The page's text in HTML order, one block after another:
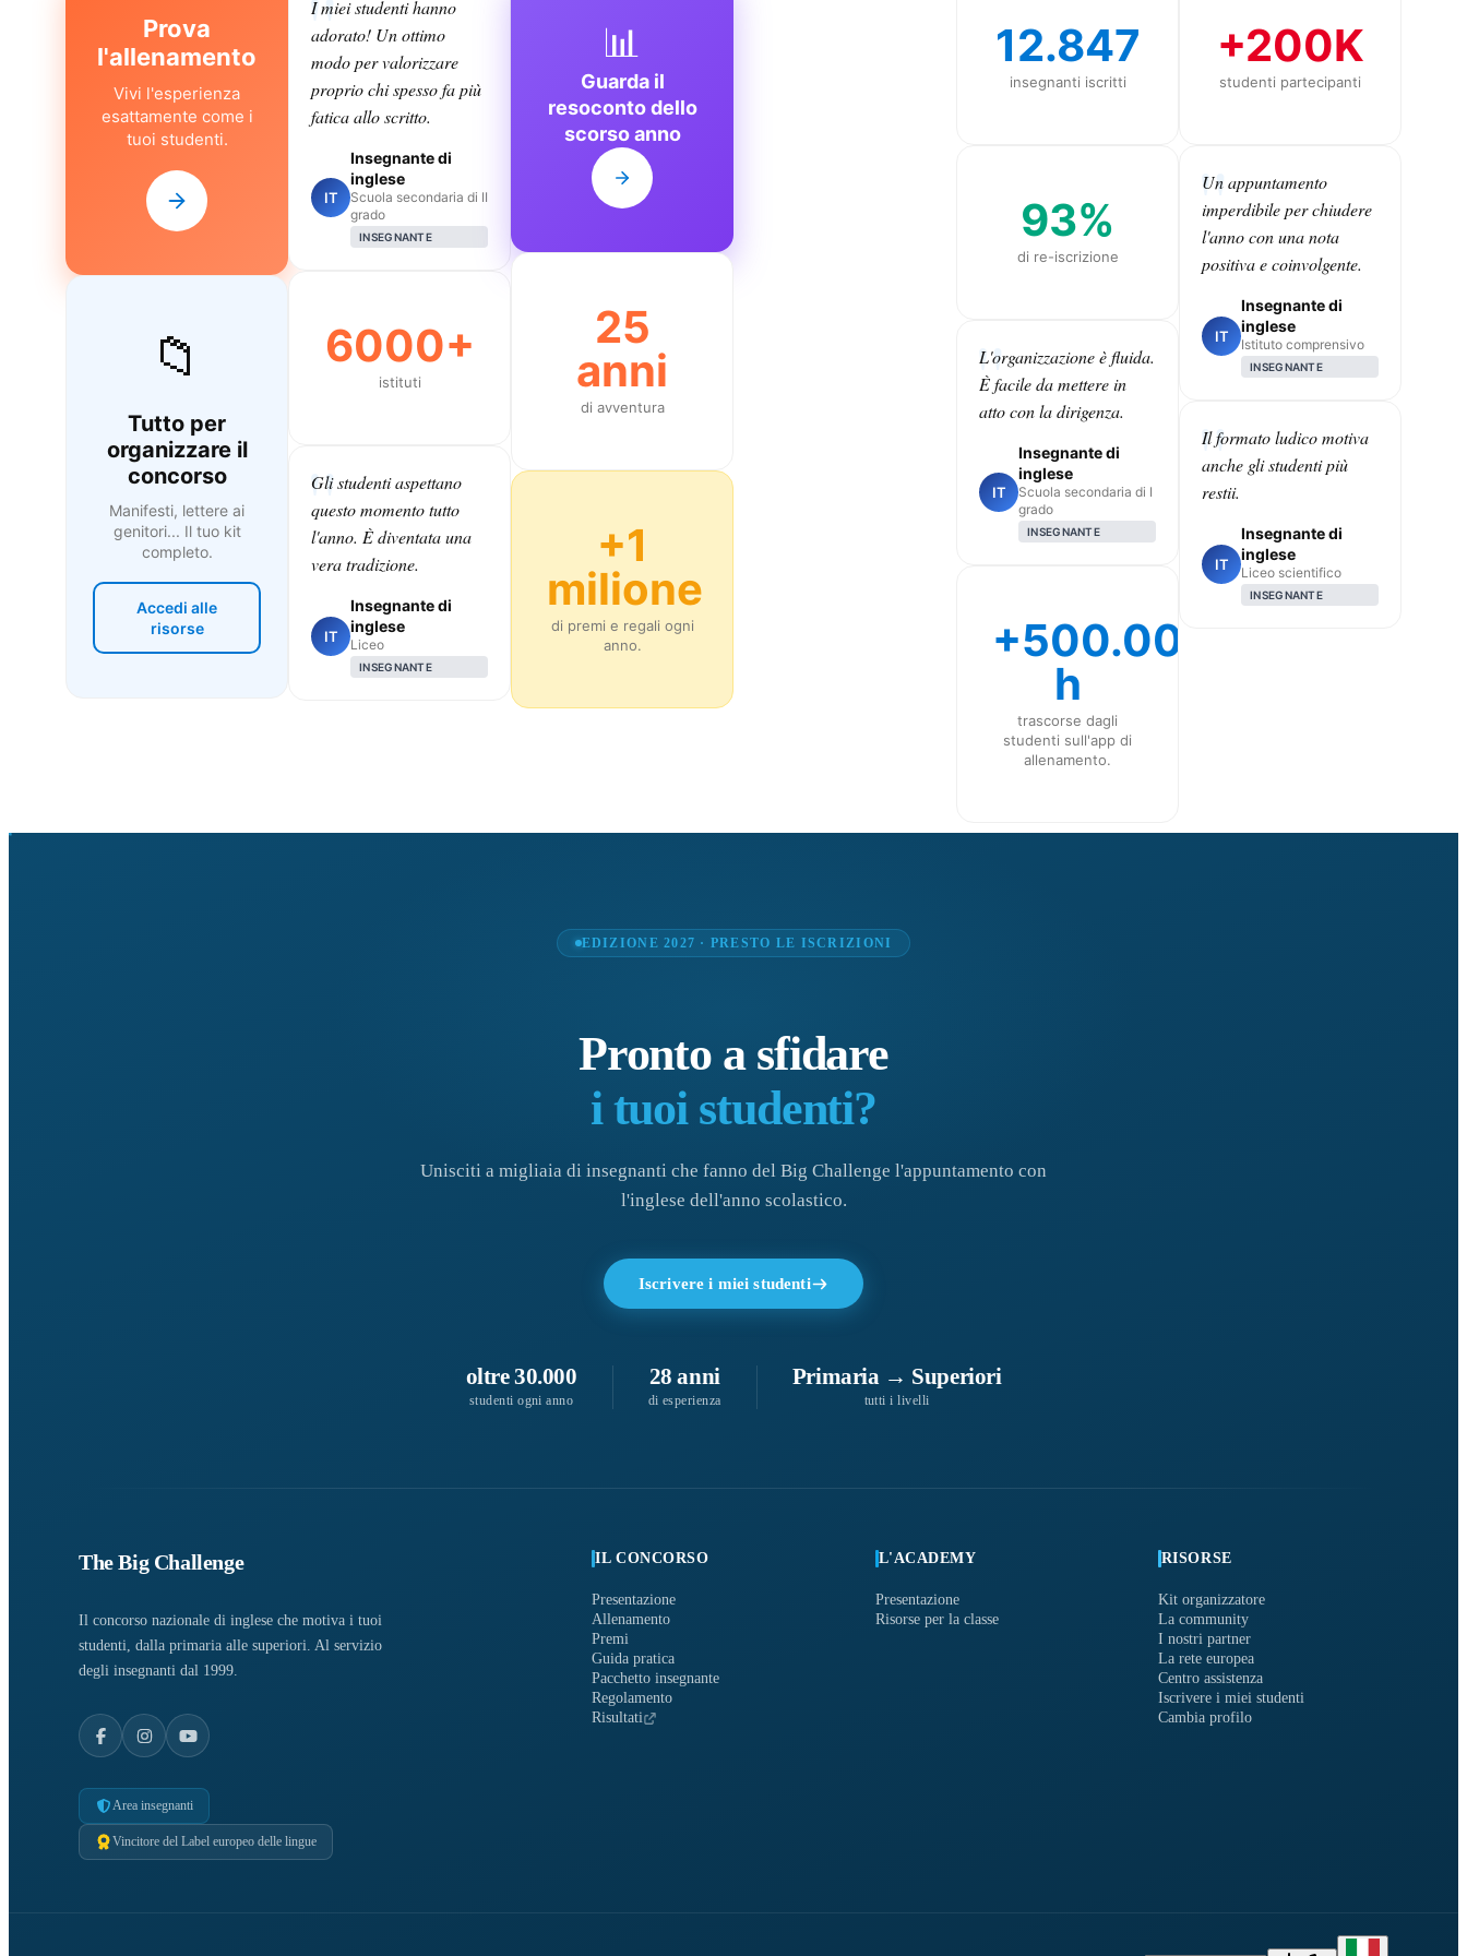
Prova
l'allenamento
Vivi l'esperienza
esattamente come i
tuoi studenti.
📁
Tutto per
organizzare il
concorso
Manifesti, lettere ai
genitori... Il tuo kit
completo.
Accedi alle
risorse
I miei studenti hanno
adorato! Un ottimo
modo per valorizzare
proprio chi spesso fa più
fatica allo scritto.
IT
Insegnante di
inglese
Scuola secondaria di II
grado
INSEGNANTE
6000+
istituti
Gli studenti aspettano
questo momento tutto
l'anno. È diventata una
vera tradizione.
IT
Insegnante di
inglese
Liceo
INSEGNANTE
📊
Guarda il
resoconto dello
scorso anno
25
anni
di avventura
+1
milione
di premi e regali ogni
anno.
12.847
insegnanti iscritti
93%
di re-iscrizione
L'organizzazione è fluida.
È facile da mettere in
atto con la dirigenza.
IT
Insegnante di
inglese
Scuola secondaria di I
grado
INSEGNANTE
+500.000
h
trascorse dagli
studenti sull'app di
allenamento.
+200K
studenti partecipanti
Un appuntamento
imperdibile per chiudere
l'anno con una nota
positiva e coinvolgente.
IT
Insegnante di
inglese
Istituto comprensivo
INSEGNANTE
Il formato ludico motiva
anche gli studenti più
restii.
IT
Insegnante di
inglese
Liceo scientifico
INSEGNANTE
EDIZIONE 2027 · PRESTO LE ISCRIZIONI
Pronto a sfidare
i tuoi studenti?
Unisciti a migliaia di insegnanti che fanno del Big Challenge l'appuntamento con
l'inglese dell'anno scolastico.
Iscrivere i miei studenti
oltre 30.000
studenti ogni anno
28 anni
di esperienza
Primaria → Superiori
tutti i livelli
The Big Challenge
Il concorso nazionale di inglese che motiva i tuoi
studenti, dalla primaria alle superiori. Al servizio
degli insegnanti dal 1999.
Area insegnanti
Vincitore del Label europeo delle lingue
IL CONCORSO
Presentazione
Allenamento
Premi
Guida pratica
Pacchetto insegnante
Regolamento
Risultati
L'ACADEMY
Presentazione
Risorse per la classe
RISORSE
Kit organizzatore
La community
I nostri partner
La rete europea
Centro assistenza
Iscrivere i miei studenti
Cambia profilo